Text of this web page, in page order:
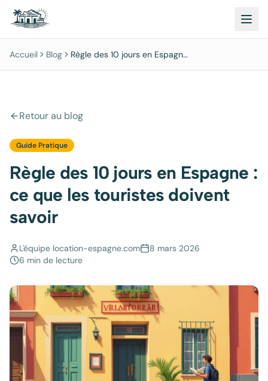
Accueil Blog
Règle des 10 jours en Espagne
Retour au blog
Guide Pratique
Règle des 10 jours en Espagne :
ce que les touristes doivent
savoir
L'équipe location-espagne.com
8 mars 2026
6 min de lecture